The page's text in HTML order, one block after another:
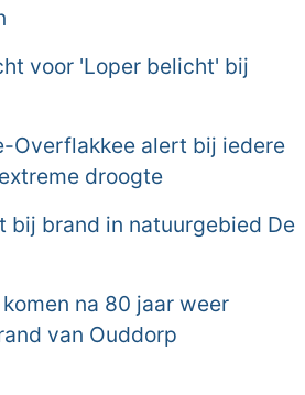
voor 'Loper belicht' bij
Overflakkee alert bij iedere
droogte
bij brand in natuurgebied De
na 80 jaar weer
van Ouddorp